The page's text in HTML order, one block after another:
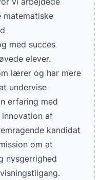
matematiske
med succes
elever.
lærer og har mere
undervise
erfaring med
af
kandidat
om at
nysgerrighed